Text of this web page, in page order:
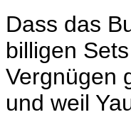
Dass das
billigen
Vergnügen
und weil